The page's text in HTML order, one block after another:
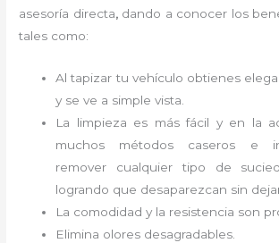
asesoría directa, dando a conocer los
tales como:
Al tapizar tu vehículo obtienes
y se ve a simple vista.
La limpieza es más fácil y en la
muchos métodos caseros e
remover cualquier tipo de
logrando que desaparezcan sin
La comodidad y la resistencia son
Elimina olores desagradables.